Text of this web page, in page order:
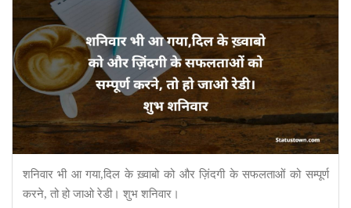
शनिवार भी आ गया,दिल के ख़्वाबो को और ज़िंदगी के सफलताओं को सम्पूर्ण
करने, तो हो जाओ रेडी। शुभ शनिवार।